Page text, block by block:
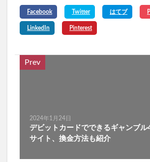
Prev
2024年1月24日
デビットカードでできるギャンブル
サイト、換金方法も紹介